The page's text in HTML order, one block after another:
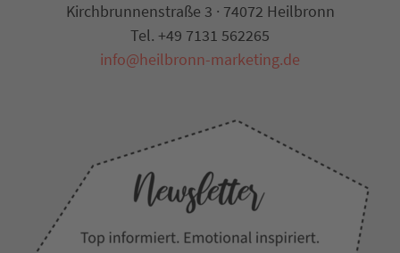
Kirchbrunnenstraße 3 · 74072 Heilbronn
Tel. +49 7131 562265
info@heilbronn-marketing.de